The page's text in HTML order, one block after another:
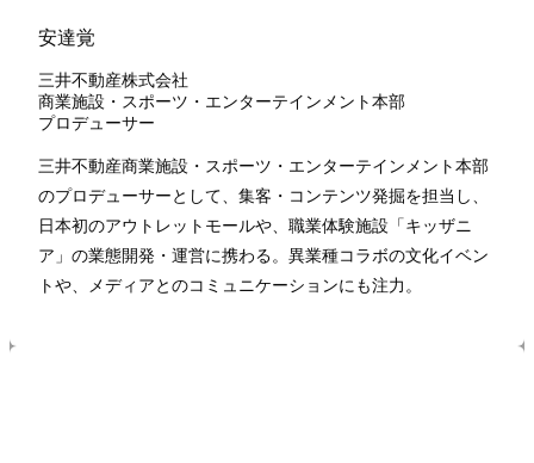
安達覚
三井不動産株式会社
商業施設・スポーツ・エンターテインメント本部
プロデューサー
三井不動産商業施設・スポーツ・エンターテインメント本部
のプロデューサーとして、集客・コンテンツ発掘を担当し、
日本初のアウトレットモールや、職業体験施設「キッザニ
ア」の業態開発・運営に携わる。異業種コラボの文化イベン
トや、メディアとのコミュニケーションにも注力。